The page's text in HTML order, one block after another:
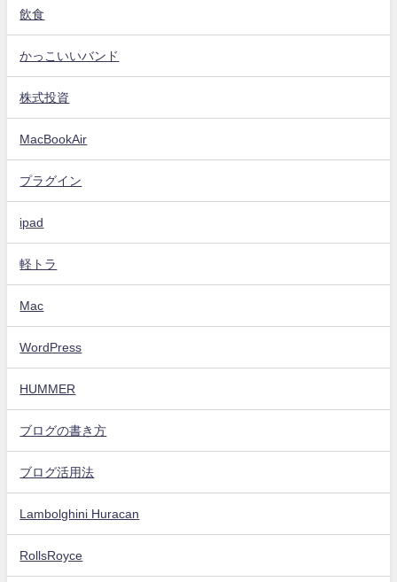
飲食
かっこいいバンド
株式投資
MacBookAir
プラグイン
ipad
軽トラ
Mac
WordPress
HUMMER
ブログの書き方
ブログ活用法
Lambolghini Huracan
RollsRoyce